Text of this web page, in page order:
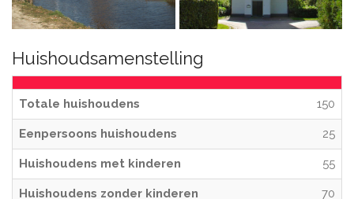
Huishoudsamenstelling
Totale huishoudens 150
Eenpersoons huishoudens 25
Huishoudens met kinderen 55
Huishoudens zonder kinderen 70